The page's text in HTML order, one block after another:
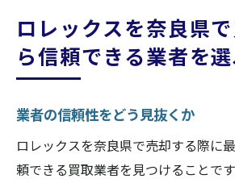
直接訪問して確認すべきポ
奈良県でロレックスを高額買取
市場価値を理解するための
付属品の有無が価格に与え
時計の状態を保つためのケ
ロレックスを奈良県
ら信頼できる業者を
業者の信頼性をどう見抜くか
ロレックスを奈良県で売却する際に
頼できる買取業者を見つけることで